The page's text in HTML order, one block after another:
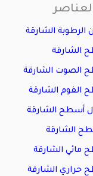
الشارقة
الشارقة
الصوت الشارقة
الفوم الشارقة
أسطح الشارقة
الشارقة
مائي الشارقة
حراري الشارقة